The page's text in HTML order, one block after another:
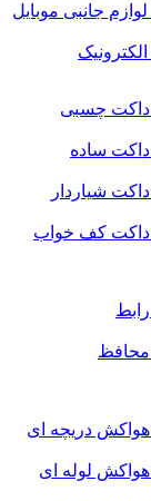
لوازم جانبی موبایل
الکترونیک
داکت چسبی
داکت ساده
داکت شیاردار
داکت کف خواب
رابط
محافظ
هواکش دریچه ای
هواکش لوله ای